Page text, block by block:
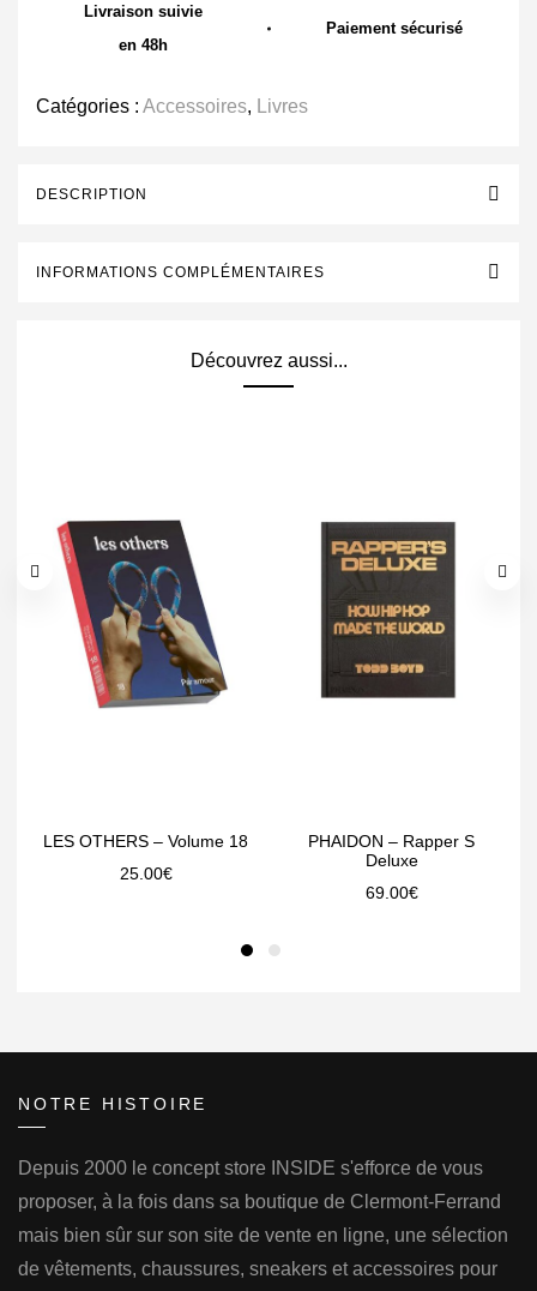
Livraison suivie
en 48h
Paiement sécurisé
Catégories : Accessoires, Livres
DESCRIPTION
INFORMATIONS COMPLÉMENTAIRES
Découvrez aussi...
LES OTHERS – Volume 18
25.00€
PHAIDON – Rapper S
Deluxe
69.00€
NOTRE HISTOIRE
Depuis 2000 le concept store INSIDE s'efforce de vous
proposer, à la fois dans sa boutique de Clermont-Ferrand
mais bien sûr sur son site de vente en ligne, une sélection
de vêtements, chaussures, sneakers et accessoires pour